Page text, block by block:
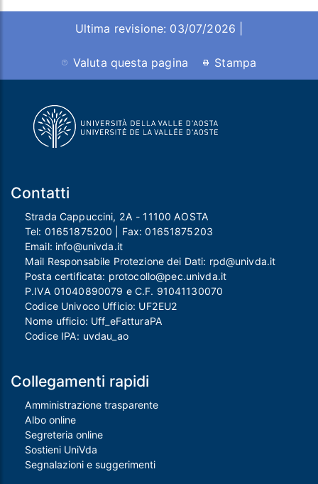
Ultima revisione: 03/07/2026 |
Valuta questa pagina Stampa
Contatti
Strada Cappuccini, 2A - 11100 AOSTA
Tel: 01651875200 | Fax:01651875203
Email: info@univda.it
Mail Responsabile Protezione dei Dati: rpd@univda.it
Posta certificata: protocollo@pec.univda.it
P.IVA 01040890079 e C.F. 91041130070
Codice Univoco Ufficio: UF2EU2
Nome ufficio: Uff_eFatturaPA
Codice IPA: uvdau_ao
Collegamenti rapidi
Amministrazione trasparente
Albo online
Segreteria online
Sostieni UniVda
Segnalazioni e suggerimenti